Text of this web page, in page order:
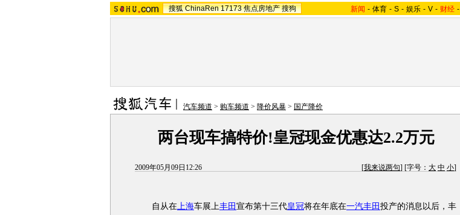
搜狐 ChinaRen 17173 焦点房地产 搜狗 新闻 - 体育 - S - 娱乐 - V - 财经 -
汽车频道 > 购车频道 > 降价风暴 > 国产降价
两台现车搞特价!皇冠现金优惠达2.2万元
2009年05月09日12:26 [我来说两句] [字号： 大 中 小]
自从在上海车展上丰田 宣布第十三代皇冠将在年底在一汽丰田 投产的消息以后，丰